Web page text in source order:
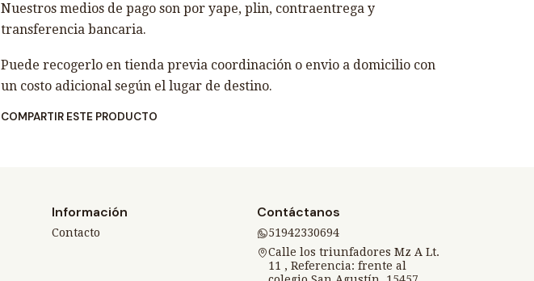
a
d
Nuestros medios de pago son por yape, plin, contraentrega y
transferencia bancaria.
Puede recogerlo en tienda previa coordinación o envio a domicilio con
un costo adicional según el lugar de destino.
COMPARTIR ESTE PRODUCTO
Información
Contacto
Contáctanos
51942330694
Calle los triunfadores Mz A Lt.
11 , Referencia: frente al